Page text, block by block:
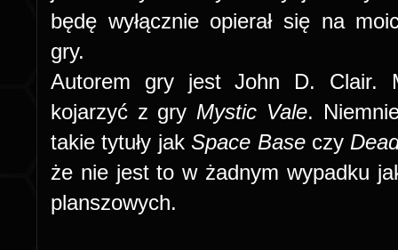
będę wyłącznie opierał się na
gry.
Autorem gry jest John D. Clair.
kojarzyć z gry Mystic Vale.
takie tytuły jakSpace Baseczy
że nie jest to w żadnym wypadku
planszowych.